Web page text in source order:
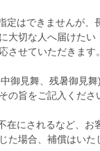
定はできませんが、
大切な人へ届けたい
させていただきます。
御見舞、残暑御見舞
の旨をご記入くださ
在にされるなど、お
た場合、補償はい